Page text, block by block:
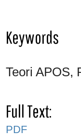
Keywords
Teori APOS,
Full Text:
PDF